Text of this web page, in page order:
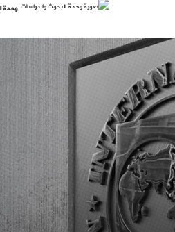
وحدة